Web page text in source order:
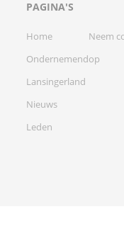
PAGINA'S
Home
Ondernemend
Lansingerland
Nieuws
Leden
Neem
op